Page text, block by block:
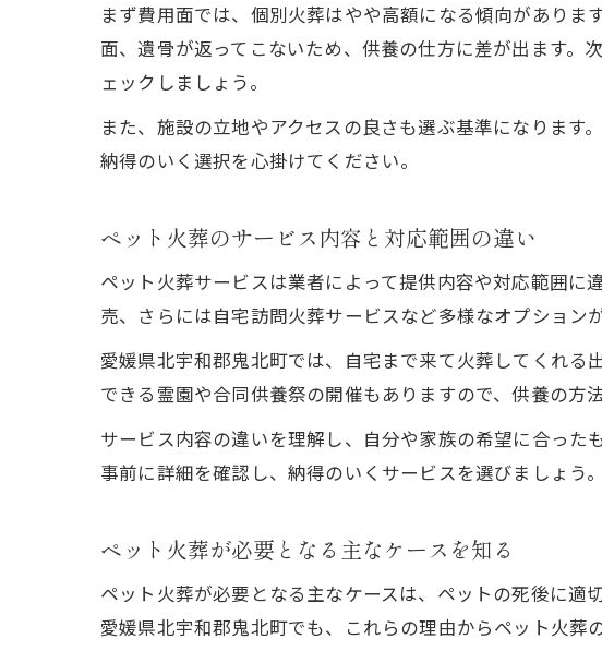
後悔し
家
まず費用面では、個別火葬はやや高額になる傾向があり
面、遺骨が返ってこないため、供養の仕方に差が出ます
ェックしましょう。
また、施設の立地やアクセスの良さも選ぶ基準になります
納得のいく選択を心掛けてください。
ペット火葬のサービス内容と対応範囲の違い
ペット火葬サービスは業者によって提供内容や対応範囲
売、さらには自宅訪問火葬サービスなど多様なオプションが
愛媛県北宇和郡鬼北町では、自宅まで来て火葬してくれる
できる霊園や合同供養祭の開催もありますので、供養の方
サービス内容の違いを理解し、自分や家族の希望に合った
事前に詳細を確認し、納得のいくサービスを選びましょう。
ペット火葬が必要となる主なケースを知る
ペット火葬が必要となる主なケースは、ペットの死後に適
愛媛県北宇和郡鬼北町でも、これらの理由からペット火葬